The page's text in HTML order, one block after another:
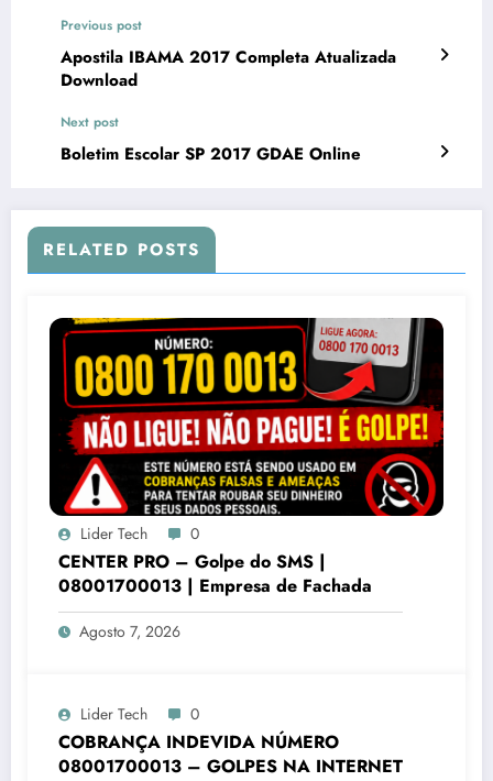
Previous post
Apostila IBAMA 2017 Completa Atualizada
Download
Next post
Boletim Escolar SP 2017 GDAE Online
RELATED POSTS
Lider Tech 0
CENTER PRO – Golpe do SMS |
08001700013 | Empresa de Fachada
Agosto 7, 2026
Lider Tech 0
COBRANÇA INDEVIDA NÚMERO
08001700013 – GOLPES NA INTERNET